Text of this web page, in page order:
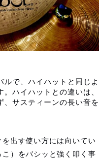
で、ハイハットと同じよ
ハイハットとの違いは、
、サスティーンの長い音を
出す使い方には向いてい
）をバシッと強く叩く事